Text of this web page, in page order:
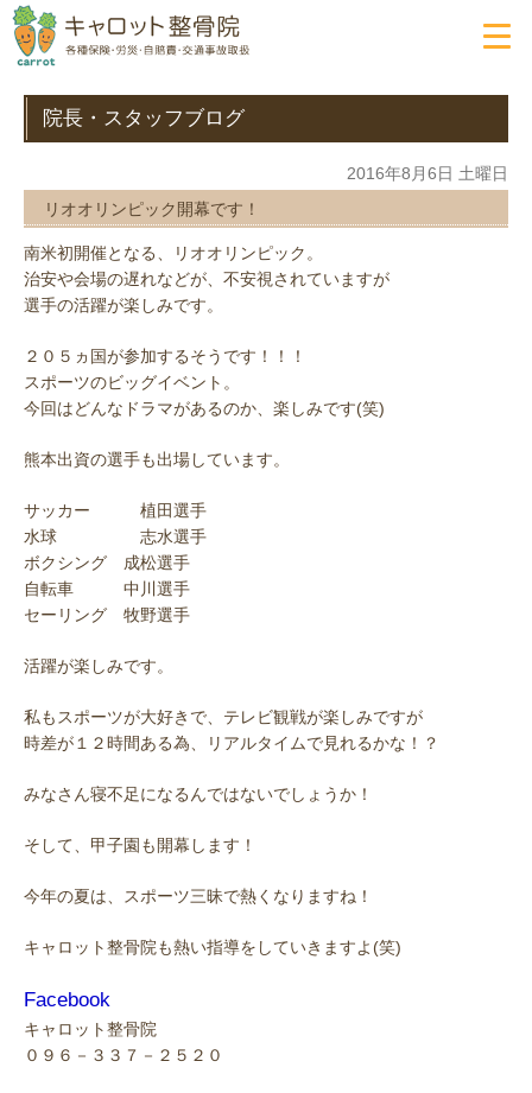
院長・スタッフブログ
2016年8月6日 土曜日
リオオリンピック開幕です！
南米初開催となる、リオオリンピック。
治安や会場の遅れなどが、不安視されていますが
選手の活躍が楽しみです。
２０５ヵ国が参加するそうです！！！
スポーツのビッグイベント。
今回はどんなドラマがあるのか、楽しみです(笑)
熊本出資の選手も出場しています。
サッカー 植田選手
水球 志水選手
ボクシング 成松選手
自転車 中川選手
セーリング 牧野選手
活躍が楽しみです。
私もスポーツが大好きで、テレビ観戦が楽しみですが
時差が１２時間ある為、リアルタイムで見れるかな！？
みなさん寝不足になるんではないでしょうか！
そして、甲子園も開幕します！
今年の夏は、スポーツ三昧で熱くなりますね！
キャロット整骨院も熱い指導をしていきますよ(笑)
Facebook
キャロット整骨院
０９６－３３７－２５２０